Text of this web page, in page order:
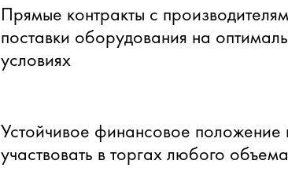
Прямые контракты с
поставки оборудования на
условиях
Устойчивое финансовое положение
участвовать в торгах любого объема